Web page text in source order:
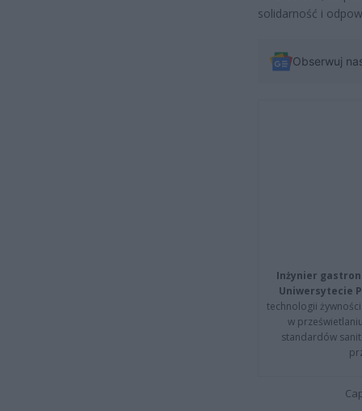
solidarność i
Obserwuj
Inżynier
Uniwersytecie
technologii
w
standardów